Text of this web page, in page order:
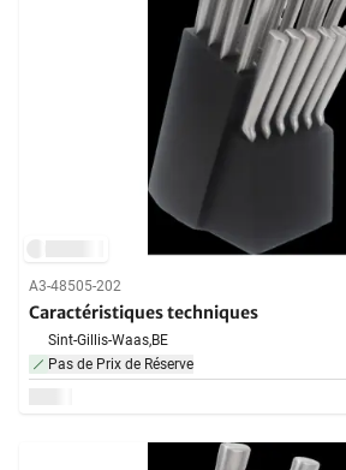
A3-48505-202
Caractéristiques techniques
Sint-Gillis-Waas,BE
Pas de Prix de Réserve